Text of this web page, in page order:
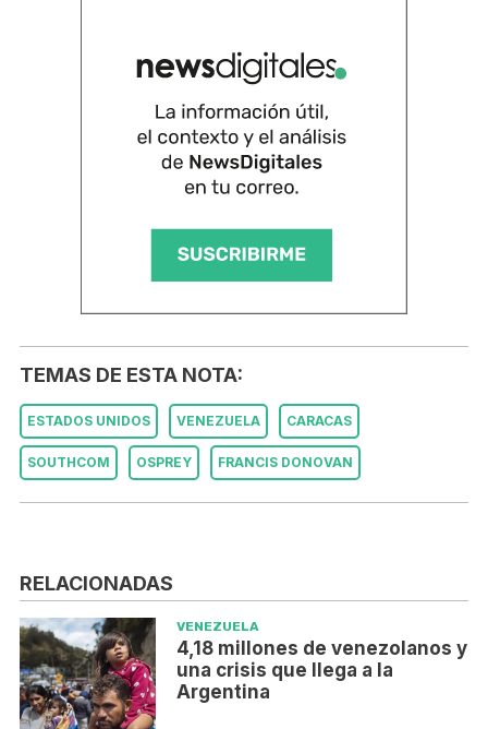
TEMAS DE ESTA NOTA:
ESTADOS UNIDOS VENEZUELA CARACAS
SOUTHCOM OSPREY FRANCIS DONOVAN
RELACIONADAS
VENEZUELA
4,18 millones de venezolanos y
una crisis que llega a la
Argentina